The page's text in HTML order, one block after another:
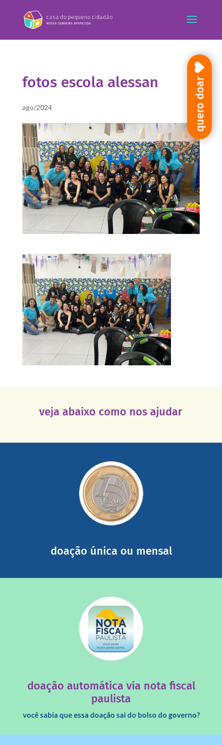
fotos escola alessan
ago/2024
veja abaixo como nos ajudar
doação única ou mensal
mail mostrando tudo o que fizemos com a sua ajuda
somada a de outras pessoas.
saiba mais
doação automática via nota fiscal
paulista
você sabia que essa doação sai do bolso do governo?
saiba mais
quero doar